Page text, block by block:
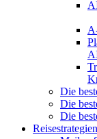
Die
Die
Die
Reisestrategien